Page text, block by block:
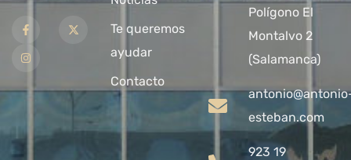
Te queremos
ayudar
Contacto
Polígono El
Montalvo 2
(Salamanca)
esteban.com
923 19